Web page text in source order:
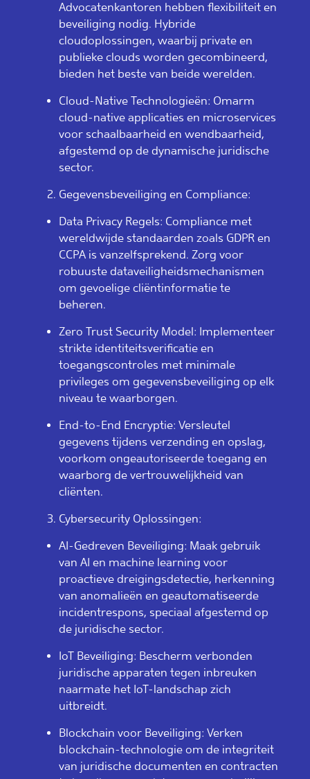
Advocatenkantoren hebben flexibiliteit en
beveiliging nodig. Hybride
cloudoplossingen, waarbij private en
publieke clouds worden gecombineerd,
bieden het beste van beide werelden.
Cloud-Native Technologieën: Omarm
cloud-native applicaties en microservices
voor schaalbaarheid en wendbaarheid,
afgestemd op de dynamische juridische
sector.
Gegevensbeveiliging en Compliance:
Data Privacy Regels: Compliance met
wereldwijde standaarden zoals GDPR en
CCPA is vanzelfsprekend. Zorg voor
robuuste dataveiligheidsmechanismen
om gevoelige cliëntinformatie te
beheren.
Zero Trust Security Model: Implementeer
strikte identiteitsverificatie en
toegangscontroles met minimale
privileges om gegevensbeveiliging op elk
niveau te waarborgen.
End-to-End Encryptie: Versleutel
gegevens tijdens verzending en opslag,
voorkom ongeautoriseerde toegang en
waarborg de vertrouwelijkheid van
cliënten.
Cybersecurity Oplossingen:
AI-Gedreven Beveiliging: Maak gebruik
van AI en machine learning voor
proactieve dreigingsdetectie, herkenning
van anomalieën en geautomatiseerde
incidentrespons, speciaal afgestemd op
de juridische sector.
IoT Beveiliging: Bescherm verbonden
juridische apparaten tegen inbreuken
naarmate het IoT-landschap zich
uitbreidt.
Blockchain voor Beveiliging: Verken
blockchain-technologie om de integriteit
van juridische documenten en contracten